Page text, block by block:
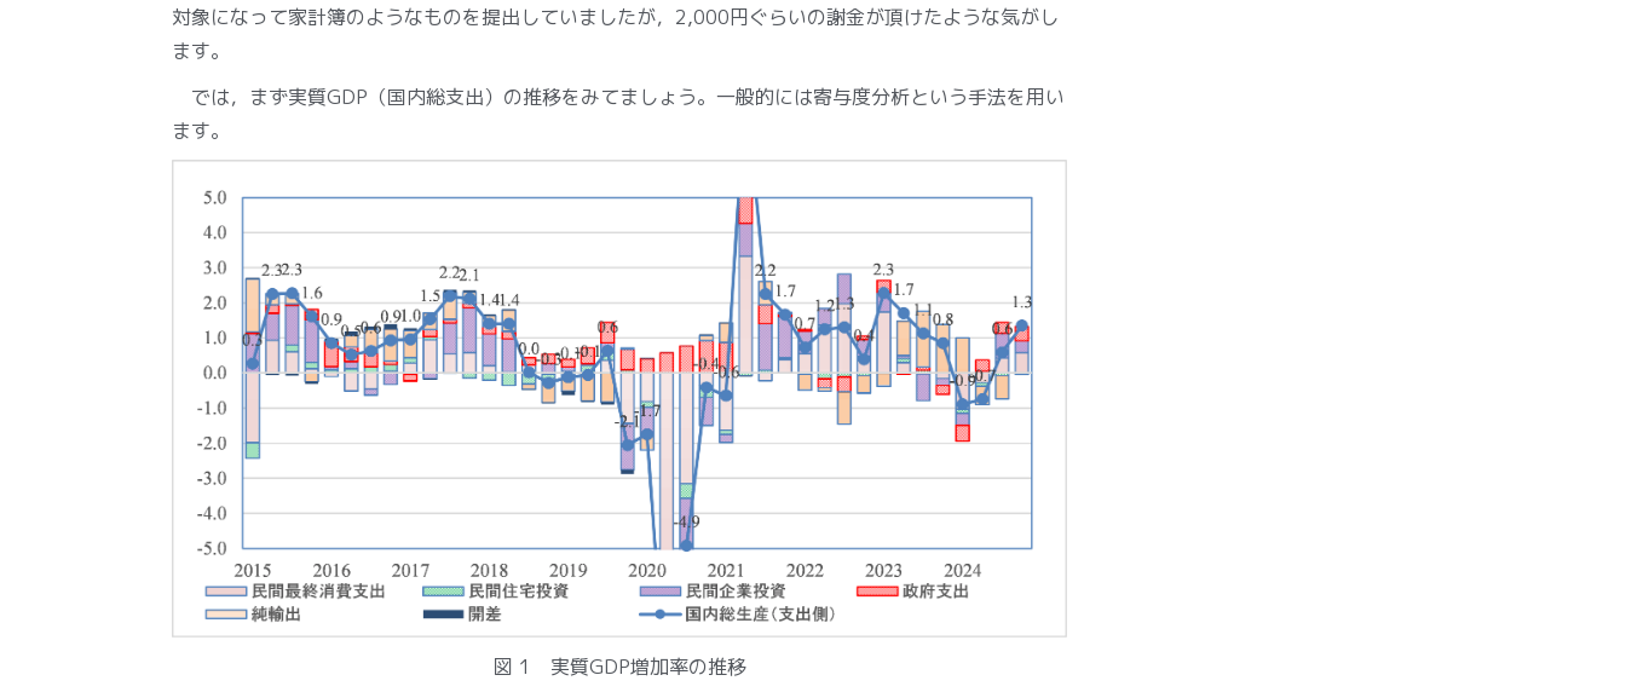
対象になって家計簿のようなものを提出していましたが，2,000円ぐらいの謝金が頂けたような気がし
ます。
では，まず実質GDP（国内総支出）の推移をみてましょう。一般的には寄与度分析という手法を用い
ます。
図 1 実質GDP増加率の推移